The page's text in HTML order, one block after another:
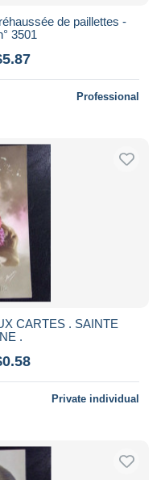
de paillettes -
3501
Professional
CARTES . SAINTE
.
Private individual